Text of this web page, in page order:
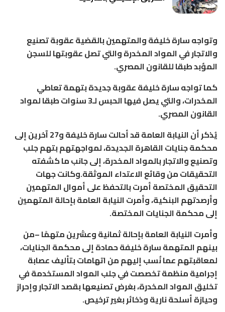
وتواجه سارة خليفة والمتهمين بالقضية عقوبة تصنيع
والاتجار في المواد المخدرة والتي تصل عقوبتها للسجن
المؤبد طبقا للقانون المصري.
كما تواجه سارة خليفة عقوبة جديدة بتهمة تعاطي
المخدرات، والتي يصل فيها الحبس لـ3 سنوات طبقا لمواد
القانون المصري.
يُذكر أن النيابة العامة قد أحالت سارة خليفة و27 آخرين إلى
محكمة جنايات القاهرة الجديدة، لمواجهتهم بتهم جلب
وتصنيع والاتجار بالمواد المخدرة، إلى جانب ما كشفته
التحقيقات من وقائع الاعتداء الموثقة.وكانت جهات
التحقيق المختصة أمرت بالتحفظ على أموال المتهمين
وأرصدتهم البنكية، وأمرت النيابة العامة بإحالة المتهمين
إلى محكمة الجنايات المختصة.
وأمرت النيابة العامة بإحالة ثمانية وعشرين متهمًا –من
بينهم المتهمة سارة خليفة حمادة إلى محكمة الجنايات،
لمعاقبتهم عما نُسب إليهم من اتهامات بتأليف عصابة
إجرامية منظمة تخصصت في جلب المواد المستخدمة في
تخليق المواد المخدرة، بغرض تصنيعها بقصد الاتجار وإحراز
وحيازة أسلحة نارية وذخائر بغير ترخيص.